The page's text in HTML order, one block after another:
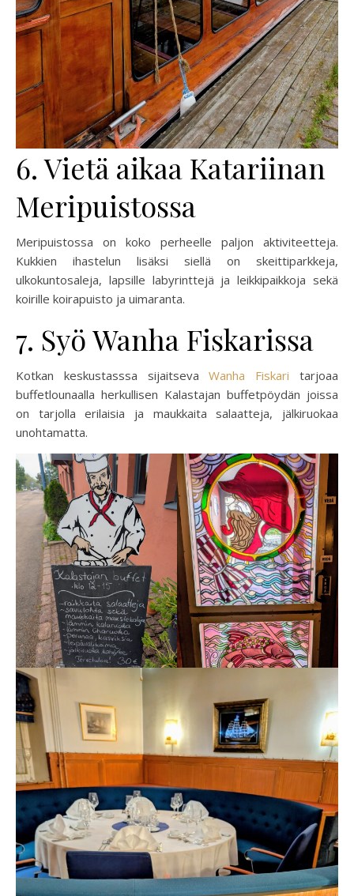
6. Vietä aikaa Katariinan
Meripuistossa
Meripuistossa on koko perheelle paljon aktiviteetteja.
Kukkien ihastelun lisäksi siellä on skeittiparkkeja,
ulkokuntosaleja, lapsille labyrinttejä ja leikkipaikkoja sekä
koirille koirapuisto ja uimaranta.
7. Syö Wanha Fiskarissa
Kotkan keskustasssa sijaitsevaWanha Fiskari tarjoaa
buffetlounaalla herkullisen Kalastajan buffetpöydän joissa
on tarjolla erilaisia ja maukkaita salaatteja, jälkiruokaa
unohtamatta.